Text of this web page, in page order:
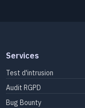
Services
Test d'intrusion
Audit RGPD
Bug Bounty